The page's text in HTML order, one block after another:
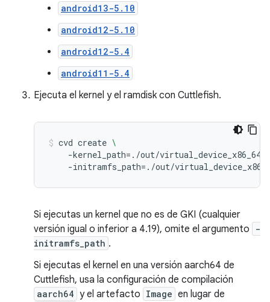
android13-5.10
android12-5.10
android12-5.4
android11-5.4
Ejecuta el kernel y el ramdisk con Cuttlefish.
cvd create \
-kernel_path= ./out/virtual_device_x86_64/
-initramfs_path= ./out/
Si ejecutas un kernel que no es de GKI (cualquier
versión igual o inferior a 4.19), omite el argumento
-
initramfs_path .
Si ejecutas el kernel en una versión aarch64 de
Cuttlefish, usa la configuración de compilación
aarch64 y el artefacto Image en lugar de